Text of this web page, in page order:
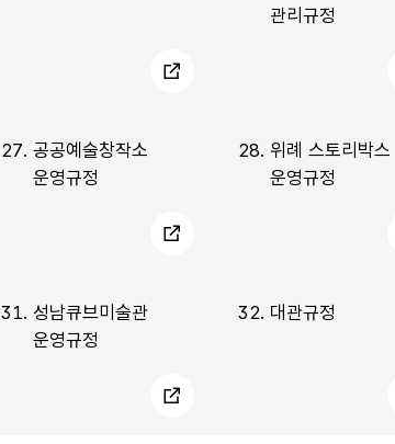
관리규정
27. 공공예술창작소
운영규정
28. 위례 스토리박스
운영규정
31. 성남큐브미술관
운영규정
32. 대관규정